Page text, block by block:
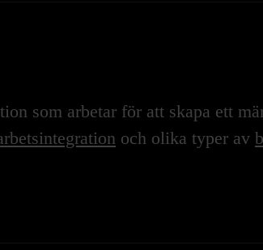
som arbetar för att skapa ett
och olika typer av